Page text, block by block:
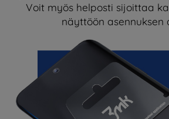
Voit myös helposti sijoittaa
näyttöön asennuksen